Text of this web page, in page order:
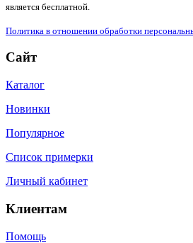
является бесплатной.
Политика в отношении обработки
Сайт
Каталог
Новинки
Популярное
Список примерки
Личный кабинет
Клиентам
Помощь